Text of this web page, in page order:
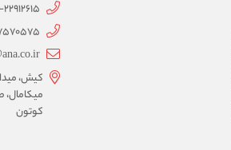
22912615
کیش،
کوتون